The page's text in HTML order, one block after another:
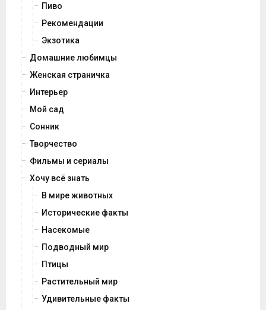
Пиво
Рекомендации
Экзотика
Домашние любимцы
Женская страничка
Интерьер
Мой сад
Сонник
Творчество
Фильмы и сериалы
Хочу всё знать
В мире животных
Исторические факты
Насекомые
Подводный мир
Птицы
Растительный мир
Удивительные факты